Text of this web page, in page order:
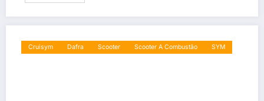
Cruisym Dafra Scooter Scooter A Combustão SYM